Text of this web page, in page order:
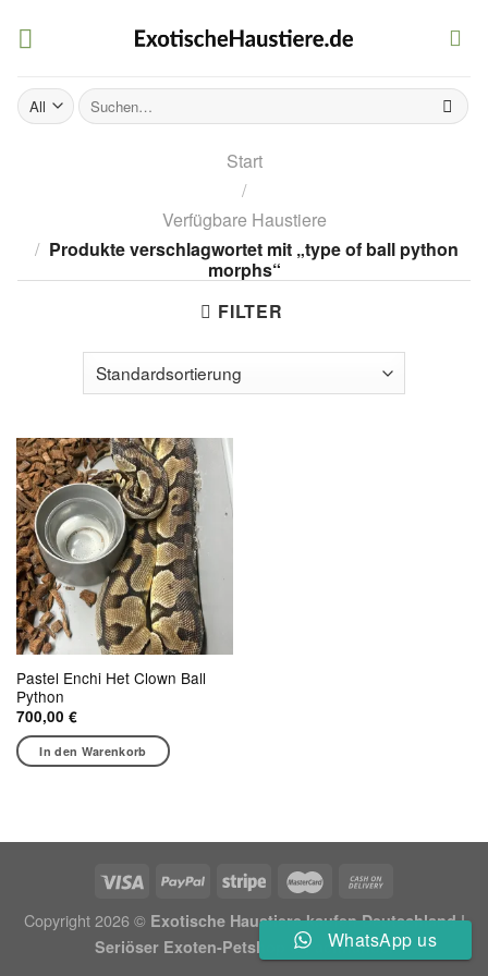
Suchen
nach:
Start
/
Verfügbare Haustiere
/ Produkte verschlagwortet mit „type of ball python
morphs“
FILTER
Pastel Enchi Het Clown Ball
Python
700,00 €
In den Warenkorb
Copyright 2026 © Exotische Haustiere kaufen Deutschland |
Seriöser Exoten-Petshop & Fachhandel
WhatsApp us